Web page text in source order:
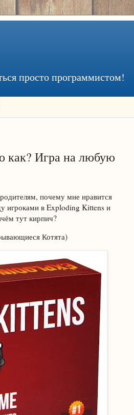
просто программистом!
как? Игра на любую
почему мне нравится
игроками в Exploding Kittens и
тут кирпич?
Котята)